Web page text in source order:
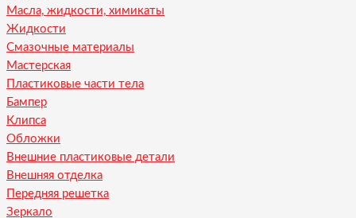
Масла, жидкости, химикаты
Жидкости
Смазочные материалы
Мастерская
Пластиковые части тела
Бампер
Клипса
Обложки
Внешние пластиковые детали
Внешняя отделка
Передняя решетка
Зеркало